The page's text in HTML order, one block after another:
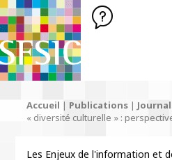
SFSIC Société Française des
Société
Accueil | Publications |
« diversité culturelle » :
Les Enjeux de l'information et